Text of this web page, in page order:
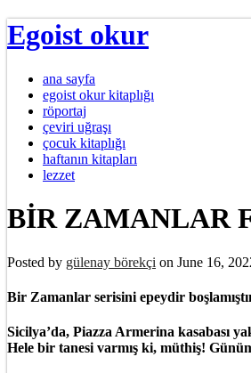
Egoist okur
ana sayfa
egoist okur kitaplığı
röportaj
çeviri uğraşı
çocuk kitaplığı
haftanın kitapları
lezzet
BİR ZAMANLAR
Posted by gülenay börekçi on June 16,
Bir Zamanlar serisini epeydir
Sicilya’da, Piazza Armerina kasabası
Hele bir tanesi varmış ki, müthiş!